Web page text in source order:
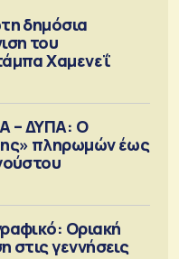
δημόσια
του
Χαμενεΐ
– ΔΥΠΑ: Ο
πληρωμών έως
Οριακή
στις γεννήσεις